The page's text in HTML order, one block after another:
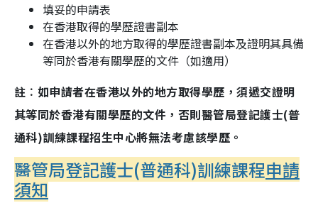
填妥的申請表
在香港取得的學歷證書副本
在香港以外的地方取得的學歷證書副本及證明其具備
等同於香港有關學歷的文件（如適用）
註︰如申請者在香港以外的地方取得學歷，須遞交證明
其等同於香港有關學歷的文件，否則醫管局登記護士(普
通科)訓練課程招生中心將無法考慮該學歷。
醫管局登記護士(普通科)訓練課程申請
須知